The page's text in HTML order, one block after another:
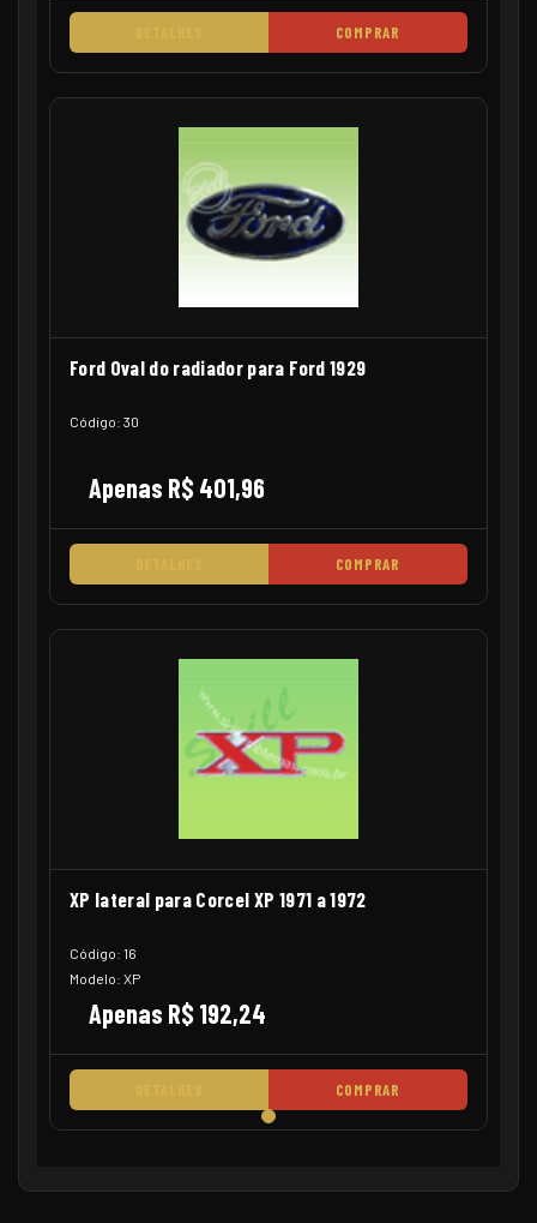
COMPRAR
Ford Oval do radiador para Ford 1929
Código: 30
Apenas R$ 401,96
COMPRAR
XP lateral para Corcel XP 1971 a 1972
Código: 16
Modelo: XP
Apenas R$ 192,24
COMPRAR